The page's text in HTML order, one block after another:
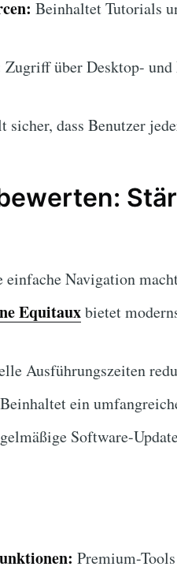
Beinhaltet Tutorials
Zugriff über Desktop-
sicher, dass Benutzer
einfache Navigation
Equitauxbietet
Ausführungszeiten
Beinhaltet ein
Software-
Premium-